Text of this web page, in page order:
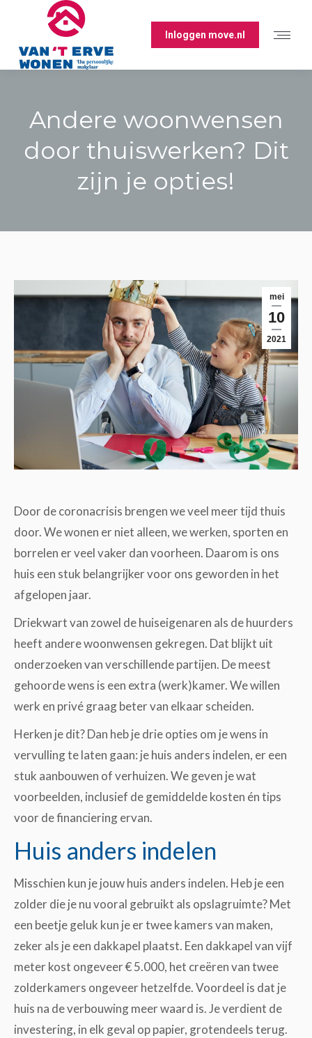
Inloggen move.nl
Andere woonwensen
door thuiswerken? Dit
zijn je opties!
mei
10
2021
Door de coronacrisis brengen we veel meer tijd thuis
door. We wonen er niet alleen, we werken, sporten en
borrelen er veel vaker dan voorheen. Daarom is ons
huis een stuk belangrijker voor ons geworden in het
afgelopen jaar.
Driekwart van zowel de huiseigenaren als de huurders
heeft andere woonwensen gekregen. Dat blijkt uit
onderzoeken van verschillende partijen. De meest
gehoorde wens is een extra (werk)kamer. We willen
werk en privé graag beter van elkaar scheiden.
Herken je dit? Dan heb je drie opties om je wens in
vervulling te laten gaan: je huis anders indelen, er een
stuk aanbouwen of verhuizen. We geven je wat
voorbeelden, inclusief de gemiddelde kosten én tips
voor de financiering ervan.
Huis anders indelen
Misschien kun je jouw huis anders indelen. Heb je een
zolder die je nu vooral gebruikt als opslagruimte? Met
een beetje geluk kun je er twee kamers van maken,
zeker als je een dakkapel plaatst. Een dakkapel van vijf
meter kost ongeveer € 5.000, het creëren van twee
zolderkamers ongeveer hetzelfde. Voordeel is dat je
huis na de verbouwing meer waard is. Je verdient de
investering, in elk geval op papier, grotendeels terug.